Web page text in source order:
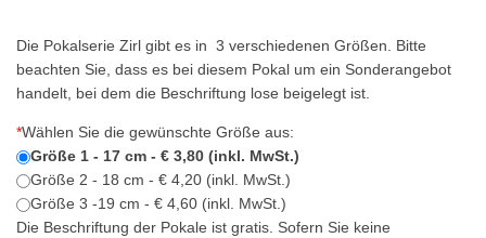
Die Pokalserie Zirl gibt es in 3 verschiedenen Größen. Bitte
beachten Sie, dass es bei diesem Pokal um ein Sonderangebot
handelt, bei dem die Beschriftung lose beigelegt ist.
*Wählen Sie die gewünschte Größe aus:
Größe 1 - 17 cm - € 3,80 (inkl. MwSt.)
Größe 2 - 18 cm - € 4,20 (inkl. MwSt.)
Größe 3 -19 cm - € 4,60 (inkl. MwSt.)
Die Beschriftung der Pokale ist gratis. Sofern Sie keine